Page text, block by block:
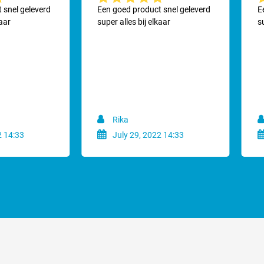
van 5 van 5 sterren
snel geleverd
14:33
Gemiddelde waardering van 5 van 5 sterren
Een goed product snel geleverd
super alles bij elkaar
Rika
July 29, 2022 14:33